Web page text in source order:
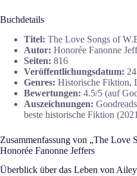
Buchdetails
Titel: The Love Songs of
Autor: Honorée Fanonne
Seiten: 816
Veröffentlichungsdatum:
Genres: Historische Fiktion,
Bewertungen: 4.5/5 (auf
Auszeichnungen:
beste historische Fiktion
Zusammenfassung von „The Love
Honorée Fanonne Jeffers
Überblick über das Leben von